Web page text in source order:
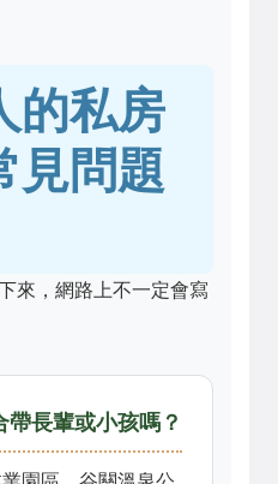
的私房
見問題
來，網路上不一定會寫
長輩或小孩嗎？